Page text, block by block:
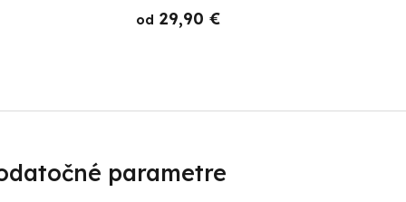
od 29,90 €
parametre